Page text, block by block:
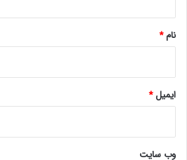
نام*
ایمیل*
وب‌ سایت